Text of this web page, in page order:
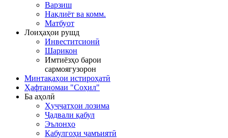
Варзиш
Нақлиёт ва комм.
Матбуот
Лоиҳаҳои рушд
Инвеститсионӣ
Шарикон
Имтиёзҳо барои
сармоягузорон
Минтақаҳои истироҳатӣ
Ҳафтаномаи "Соҳил"
Ба аҳолӣ
Ҳуҷҷатҳои лозима
Ҷадвали қабул
Эълонҳо
Қабулгоҳи ҷамъиятӣ